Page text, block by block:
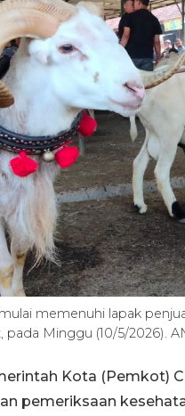
memenuhi lapak
pada Minggu (10/5/2026).
Kota (Pemkot)
pemeriksaan